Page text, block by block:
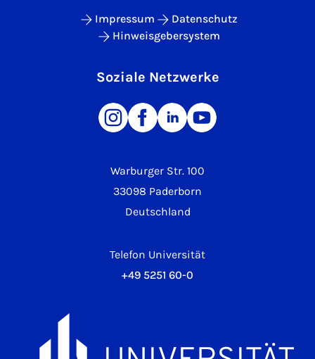
Warburger Str. 100
33098 Paderborn
Deutschland
Telefon Universität
+49 5251 60-0
Impressum
Datenschutz
Hinweisgebersystem
Soziale Netzwerke